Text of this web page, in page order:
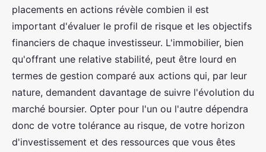
placements en actions révèle combien il est
important d'évaluer le profil de risque et les objectifs
financiers de chaque investisseur. L'immobilier, bien
qu'offrant une relative stabilité, peut être lourd en
termes de gestion comparé aux actions qui, par leur
nature, demandent davantage de suivre l'évolution du
marché boursier. Opter pour l'un ou l'autre dépendra
donc de votre tolérance au risque, de votre horizon
d'investissement et des ressources que vous êtes